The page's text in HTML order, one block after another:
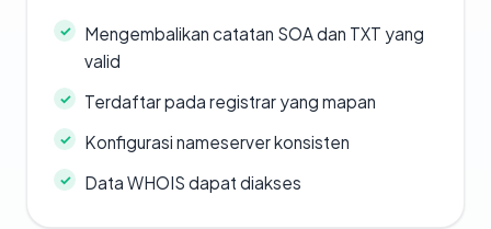
Mengembalikan catatan SOA dan TXT yang
valid
Terdaftar pada registrar yang mapan
Konfigurasi nameserver konsisten
Data WHOIS dapat diakses